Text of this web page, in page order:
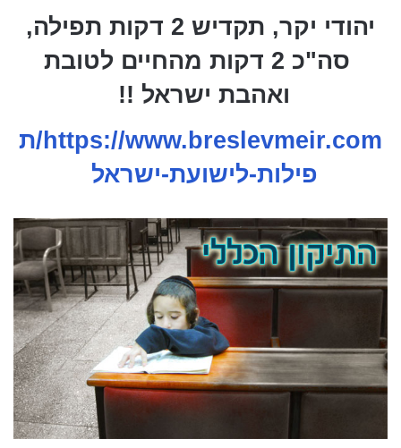
יהודי יקר, תקדיש 2 דקות תפילה,
סה"כ 2 דקות מהחיים לטובת
ואהבת ישראל !!
https://www.breslevmeir.com/ת
פילות-לישועת-ישראל